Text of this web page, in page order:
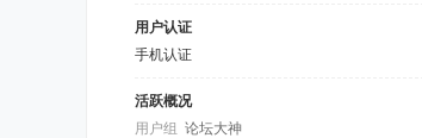
用户认证
手机认证
活跃概况
用户组 论坛大神